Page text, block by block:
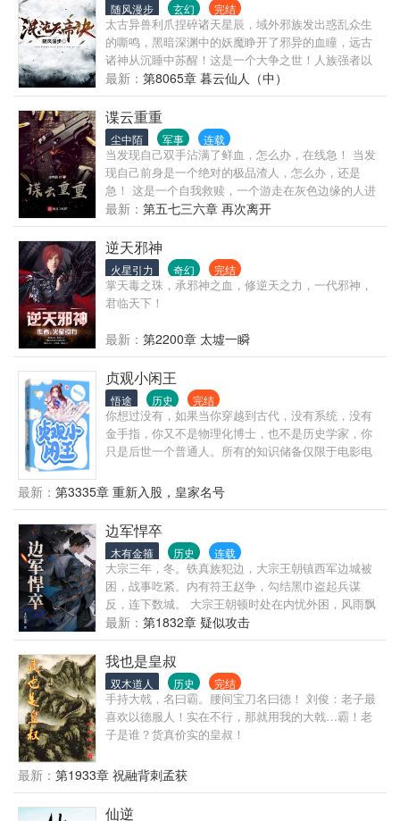
随风漫步 玄幻 完结
太古异兽利爪捏碎诸天星辰，域外邪族发出惑乱众生
的嘶鸣，黑暗深渊中的妖魔睁开了邪异的血瞳，远古
诸神从沉睡中苏醒！这是一个大争之世！人族强者以
利剑问鼎苍穹，在诸天万族中挺起不屈脊梁！ 楚剑秋
偶得混沌天帝诀，从微末中崛起，踏上万界征程！ 一
念崩星海，一念裂苍穹！一念诛妖鬼，一念葬神魔！
俯瞰诸天神域，谁敢争锋？这，就是天帝之威！
最新： 第8065章 暮云仙人（中）
谍云重重
尘中陌 军事 连载
当发现自己双手沾满了鲜血，怎么办，在线急！ 当发
现自己前身是一个绝对的极品渣人，怎么办，还是
急！ 这是一个自我救赎，一个游走在灰色边缘的人进
行的救赎。
最新： 第五七三六章 再次离开
逆天邪神
火星引力 奇幻 完结
掌天毒之珠，承邪神之血，修逆天之力，一代邪神，
君临天下！
最新： 第2200章 太墟一瞬
贞观小闲王
悟途 历史 完结
你想过没有，如果当你穿越到古代，没有系统，没有
金手指，你又不是物理化博士，也不是历史学家，你
只是后世一个普通人。所有的知识储备仅限于电影电
到唐初李世民第十子李慎身上的普通人，只靠仅有的
知识量和30多年的生活经验如何在大唐混的风生水
起。
最新： 第3335章 重新入股，皇家名号
边军悍卒
木有金箍 历史 连载
大宗三年，冬。铁真族犯边，大宗王朝镇西军边城被
困，战事吃紧。内有符王赵争，勾结黑巾盗起兵谋
反，连下数城。 大宗王朝顿时处在内忧外困，风雨飘
摇之中。 同年冬，林丰意外穿越至距边城八十里的胡
西铺乡，岭兜子村烽火台，成为一名镇西军戍守烽火
台的步弓手...
最新： 第1832章 疑似攻击
我也是皇叔
双木道人 历史 完结
手持大戟，名曰霸。腰间宝刀名曰德！ 刘俊：老子最
喜欢以德服人！实在不行，那就用我的大戟…霸！老
子是谁？货真价实的皇叔！
最新： 第1933章 祝融背刺孟获
仙逆